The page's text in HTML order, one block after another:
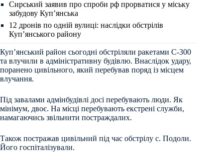
Сирський заявив про спроби рф прорватися у міську
забудову Куп’янська
12 дронів по одній вулиці: наслідки обстрілів
Куп’янського району
Куп’янський район сьогодні обстріляли ракетами С-300
та влучили в адміністративну будівлю. Внаслідок удару,
поранено цивільного, який перебував поряд із місцем
влучання.
Під завалами адмінбудівлі досі перебувають люди. Як
мінімум, двоє. На місці перебувають екстрені служби,
намагаючись звільнити постраждалих.
Також постражав цивільний під час обстрілу с. Подоли.
Його госпіталізували.